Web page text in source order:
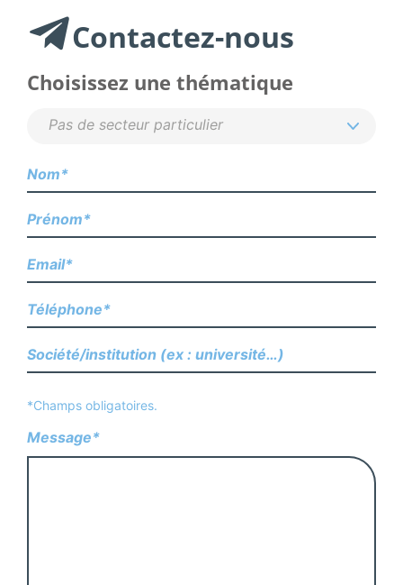
Contactez-nous
Choisissez une thématique
*Champs obligatoires.
Message*